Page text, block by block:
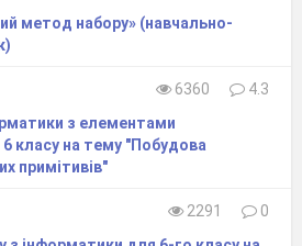
метод набору» (навчально-
6360
4.3
з елементами
класу на тему "Побудова
примітивів"
2291
0